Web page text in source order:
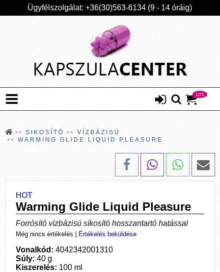
Ügyfélszolgálat: +36(30)563-6134 (9 - 14 óráig)
105
SIKOSÍTÓ
VÍZBÁZISÚ
WARMING GLIDE LIQUID PLEASURE
HOT
Warming Glide Liquid Pleasure
Forrósító vízbázisú síkosító hosszantartó hatással
Még nincs értékelés Értékelés beküldése
Vonalkód: 4042342001310
Súly: 40 g
Kiszerelés: 100 ml